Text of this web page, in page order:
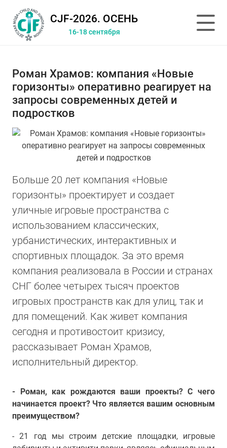
CJF-2026. ОСЕНЬ
16-18 сентября
Роман Храмов: компания «Новые
горизонты» оперативно реагирует на
запросы современных детей и
подростков
Больше 20 лет компания «Новые
горизонты» проектирует и создает
уличные игровые пространства с
использованием классических,
урбанистических, интерактивных и
спортивных площадок. За это время
компания реализовала в России и странах
СНГ более четырех тысяч проектов
игровых пространств как для улиц, так и
для помещений. Как живет компания
сегодня и противостоит кризису,
рассказывает Роман Храмов,
исполнительный директор.
- Роман, как рождаются ваши проекты? С чего
начинается проект? Что является вашим основным
преимуществом?
- 21 год мы строим детские площадки, игровые